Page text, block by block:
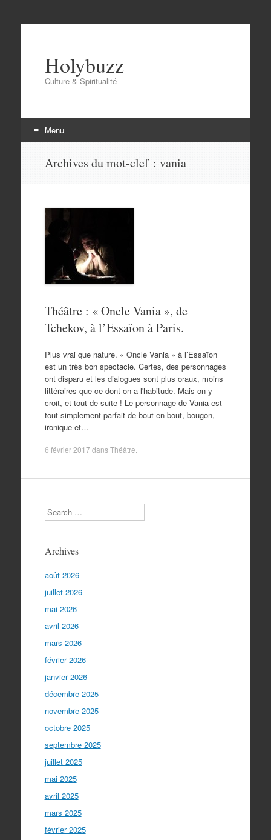
Holybuzz
Culture & Spiritualité
Menu
Archives du mot-clef : vania
Théâtre : « Oncle Vania », de
Tchekov, à l’Essaïon à Paris.
Plus vrai que nature. « Oncle Vania » à l’Essaïon
est un très bon spectacle. Certes, des personnages
ont disparu et les dialogues sont plus oraux, moins
littéraires que ce dont on a l'habitude. Mais on y
croit, et tout de suite ! Le personnage de Vania est
tout simplement parfait de bout en bout, bougon,
ironique et…
6 février 2017 dansThéâtre
Search
Archives
août 2026
juillet 2026
mai 2026
avril 2026
mars 2026
février 2026
janvier 2026
décembre 2025
novembre 2025
octobre 2025
septembre 2025
juillet 2025
mai 2025
avril 2025
mars 2025
février 2025